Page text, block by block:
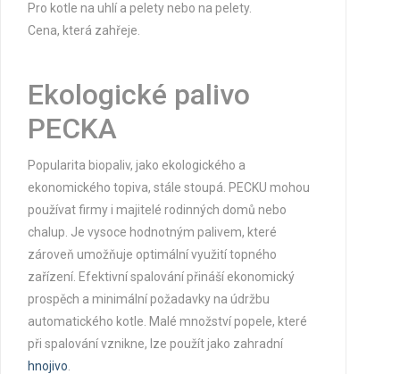
Pro kotle na uhlí a peletynebo na pelety.
Cena, která zahřeje.
Ekologické palivo
PECKA
Popularita biopaliv, jako ekologického a
ekonomického topiva, stále stoupá. PECKU mohou
používat firmy i majitelé rodinných domů nebo
chalup. Je vysoce hodnotným palivem, které
zároveň umožňuje optimální využití topného
zařízení. Efektivní spalování přináší ekonomický
prospěch a minimální požadavky na údržbu
automatického kotle. Malé množství popele, které
při spalování vznikne, lze použít jako zahradní
hnojivo